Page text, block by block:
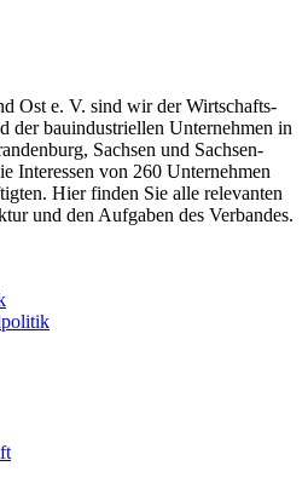
Ost e. V. sind wir der Wirtschafts-
der bauindustriellen Unternehmen in
Sachsen und Sachsen-
Interessen von 260 Unternehmen
Hier finden Sie alle relevanten
und den Aufgaben des Verbandes.